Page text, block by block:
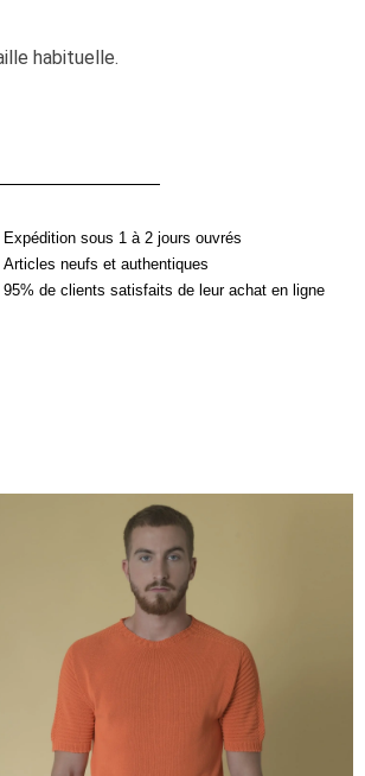
habituelle.
Expédition sous 1 à 2 jours ouvrés
Articles neufs et authentiques
95% de clients satisfaits de leur achat en ligne